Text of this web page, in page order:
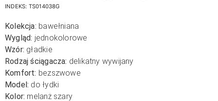
INDEKS: TS014038G
Kolekcja: bawełniana
Wygląd: jednokolorowe
Wzór: gładkie
Rodzaj ściągacza: delikatny wywijany
Komfort: bezszwowe
Model: do łydki
Kolor: melanż szary